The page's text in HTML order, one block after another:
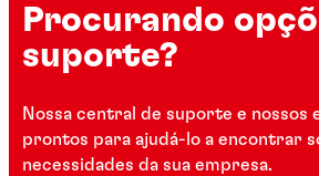
Procurando
suporte?
Nossa central de suporte e nossos
prontos para ajudá-lo a encontrar
necessidades da sua empresa.